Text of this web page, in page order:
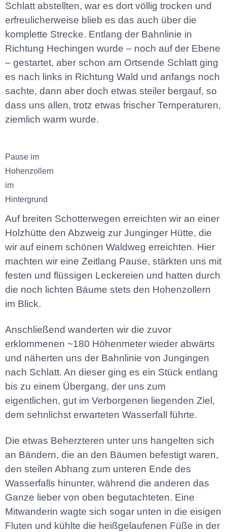
Schlatt abstellten, war es dort völlig trocken und
erfreulicherweise blieb es das auch über die
komplette Strecke. Entlang der Bahnlinie in
Richtung Hechingen wurde – noch auf der Ebene
– gestartet, aber schon am Ortsende Schlatt ging
es nach links in Richtung Wald und anfangs noch
sachte, dann aber doch etwas steiler bergauf, so
dass uns allen, trotz etwas frischer Temperaturen,
ziemlich warm wurde.
Pause im
Hohenzollern
im
Hintergrund
Auf breiten Schotterwegen erreichten wir an einer
Holzhütte den Abzweig zur Junginger Hütte, die
wir auf einem schönen Waldweg erreichten. Hier
machten wir eine Zeitlang Pause, stärkten uns mit
festen und flüssigen Leckereien und hatten durch
die noch lichten Bäume stets den Hohenzollern
im Blick.
Anschließend wanderten wir die zuvor
erklommenen ~180 Höhenmeter wieder abwärts
und näherten uns der Bahnlinie von Jungingen
nach Schlatt. An dieser ging es ein Stück entlang
bis zu einem Übergang, der uns zum
eigentlichen, gut im Verborgenen liegenden Ziel,
dem sehnlichst erwarteten Wasserfall führte.
Die etwas Beherzteren unter uns hangelten sich
an Bändern, die an den Bäumen befestigt waren,
den steilen Abhang zum unteren Ende des
Wasserfalls hinunter, während die anderen das
Ganze lieber von oben begutachteten. Eine
Mitwanderin wagte sich sogar unten in die eisigen
Fluten und kühlte die heißgelaufenen Füße in der